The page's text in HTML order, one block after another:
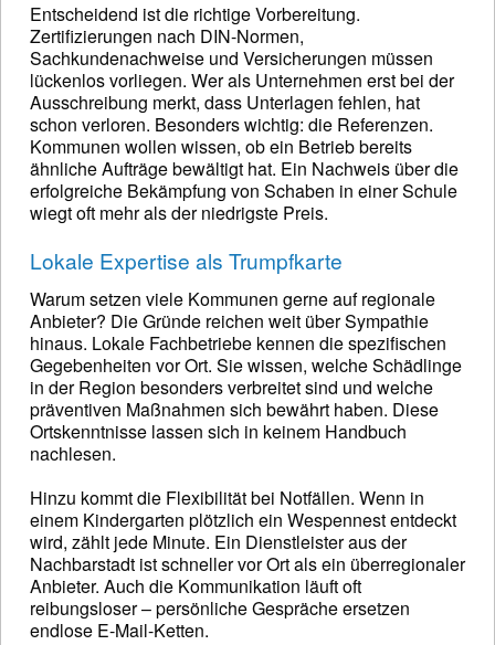
Entscheidend ist die richtige Vorbereitung.
Zertifizierungen nach DIN-Normen,
Sachkundenachweise und Versicherungen müssen
lückenlos vorliegen. Wer als Unternehmen erst bei der
Ausschreibung merkt, dass Unterlagen fehlen, hat
schon verloren. Besonders wichtig: die Referenzen.
Kommunen wollen wissen, ob ein Betrieb bereits
ähnliche Aufträge bewältigt hat. Ein Nachweis über die
erfolgreiche Bekämpfung von Schaben in einer Schule
wiegt oft mehr als der niedrigste Preis.
Lokale Expertise als Trumpfkarte
Warum setzen viele Kommunen gerne auf regionale
Anbieter? Die Gründe reichen weit über Sympathie
hinaus. Lokale Fachbetriebe kennen die spezifischen
Gegebenheiten vor Ort. Sie wissen, welche Schädlinge
in der Region besonders verbreitet sind und welche
präventiven Maßnahmen sich bewährt haben. Diese
Ortskenntnisse lassen sich in keinem Handbuch
nachlesen.
Hinzu kommt die Flexibilität bei Notfällen. Wenn in
einem Kindergarten plötzlich ein Wespennest entdeckt
wird, zählt jede Minute. Ein Dienstleister aus der
Nachbarstadt ist schneller vor Ort als ein überregionaler
Anbieter. Auch die Kommunikation läuft oft
reibungsloser – persönliche Gespräche ersetzen
endlose E-Mail-Ketten.